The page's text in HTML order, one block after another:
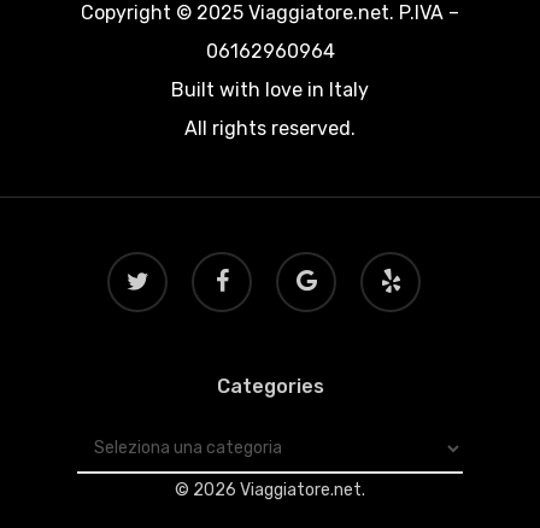
Copyright © 2025 Viaggiatore.net. P.IVA –
06162960964
Built with love in Italy
All rights reserved.
twitter facebook
google-
plus
yelp
Categories
Categories
© 2026 Viaggiatore.net.